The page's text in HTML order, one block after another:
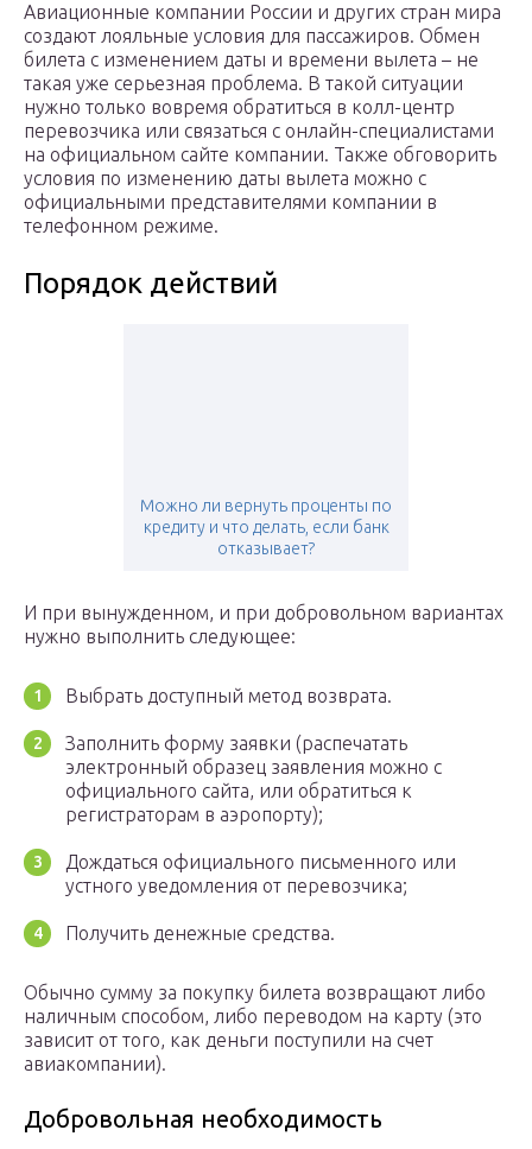
Авиационные компании России и других стран мира
создают лояльные условия для пассажиров. Обмен
билета с изменением даты и времени вылета – не
такая уже серьезная проблема. В такой ситуации
нужно только вовремя обратиться в колл-центр
перевозчика или связаться с онлайн-специалистами
на официальном сайте компании. Также обговорить
условия по изменению даты вылета можно с
официальными представителями компании в
телефонном режиме.
Порядок действий
Можно ли вернуть проценты по
кредиту и что делать, если банк
отказывает?
И при вынужденном, и при добровольном вариантах
нужно выполнить следующее:
Выбрать доступный метод возврата.
Заполнить форму заявки (распечатать
электронный образец заявления можно с
официального сайта, или обратиться к
регистраторам в аэропорту);
Дождаться официального письменного или
устного уведомления от перевозчика;
Получить денежные средства.
Обычно сумму за покупку билета возвращают либо
наличным способом, либо переводом на карту (это
зависит от того, как деньги поступили на счет
авиакомпании).
Добровольная необходимость